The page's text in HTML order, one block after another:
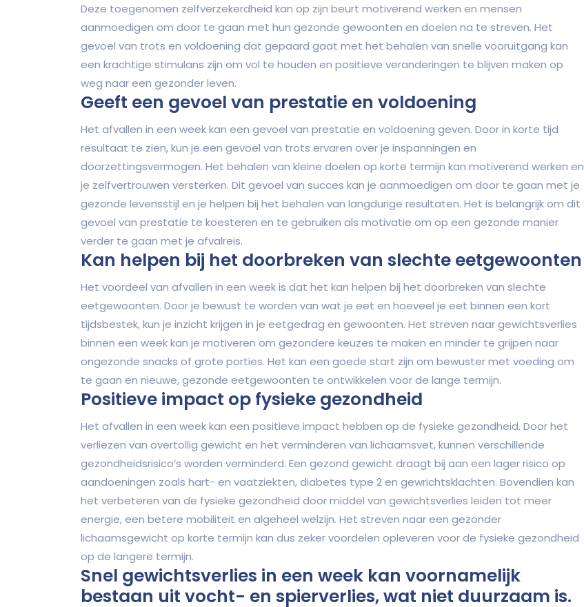
Deze toegenomen zelfverzekerdheid kan op zijn beurt motiverend werken en mensen
aanmoedigen om door te gaan met hun gezonde gewoonten en doelen na te streven. Het
gevoel van trots en voldoening dat gepaard gaat met het behalen van snelle vooruitgang kan
een krachtige stimulans zijn om vol te houden en positieve veranderingen te blijven maken op
weg naar een gezonder leven.
Geeft een gevoel van prestatie en voldoening
Het afvallen in een week kan een gevoel van prestatie en voldoening geven. Door in korte tijd
resultaat te zien, kun je een gevoel van trots ervaren over je inspanningen en
doorzettingsvermogen. Het behalen van kleine doelen op korte termijn kan motiverend werken en
je zelfvertrouwen versterken. Dit gevoel van succes kan je aanmoedigen om door te gaan met je
gezonde levensstijl en je helpen bij het behalen van langdurige resultaten. Het is belangrijk om dit
gevoel van prestatie te koesteren en te gebruiken als motivatie om op een gezonde manier
verder te gaan met je afvalreis.
Kan helpen bij het doorbreken van slechte eetgewoonten
Het voordeel van afvallen in een week is dat het kan helpen bij het doorbreken van slechte
eetgewoonten. Door je bewust te worden van wat je eet en hoeveel je eet binnen een kort
tijdsbestek, kun je inzicht krijgen in je eetgedrag en gewoonten. Het streven naar gewichtsverlies
binnen een week kan je motiveren om gezondere keuzes te maken en minder te grijpen naar
ongezonde snacks of grote porties. Het kan een goede start zijn om bewuster met voeding om
te gaan en nieuwe, gezonde eetgewoonten te ontwikkelen voor de lange termijn.
Positieve impact op fysieke gezondheid
Het afvallen in een week kan een positieve impact hebben op de fysieke gezondheid. Door het
verliezen van overtollig gewicht en het verminderen van lichaamsvet, kunnen verschillende
gezondheidsrisico’s worden verminderd. Een gezond gewicht draagt bij aan een lager risico op
aandoeningen zoals hart- en vaatziekten, diabetes type 2 en gewrichtsklachten. Bovendien kan
het verbeteren van de fysieke gezondheid door middel van gewichtsverlies leiden tot meer
energie, een betere mobiliteit en algeheel welzijn. Het streven naar een gezonder
lichaamsgewicht op korte termijn kan dus zeker voordelen opleveren voor de fysieke gezondheid
op de langere termijn.
Snel gewichtsverlies in een week kan voornamelijk
bestaan uit vocht- en spierverlies, wat niet duurzaam is.